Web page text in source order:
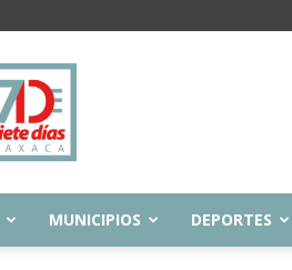
Siete
Días
Oaxaca
MUNICIPIOS DEPORTES